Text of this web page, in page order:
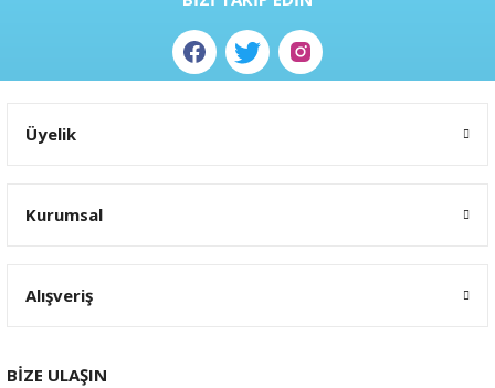
Üyelik
Kurumsal
Alışveriş
BİZE ULAŞIN